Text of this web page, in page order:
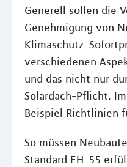
Generell sollen die
Genehmigung von
Klimaschutz-
verschiedenen
und das nicht nur
Solardach-Pflicht.
Beispiel Richtlinien
So müssen
Standard EH-55